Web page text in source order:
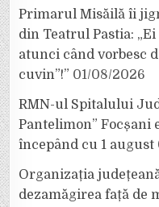
Primarul Misăilă îi
din Teatrul Pastia:
atunci când vorbesc
cuvin”!” 01/08/2026
RMN-ul Spitalului
Pantelimon” Focșani
începând cu 1 august
Organizația
dezamăgirea față de